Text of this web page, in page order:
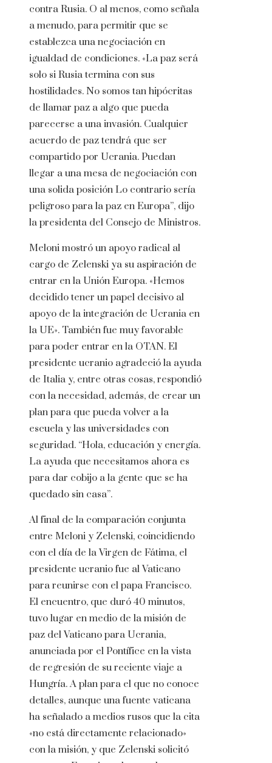
contra Rusia. O al menos, como señala
a menudo, para permitir que se
establezca una negociación en
igualdad de condiciones. «La paz será
solo si Rusia termina con sus
hostilidades. No somos tan hipócritas
de llamar paz a algo que pueda
parecerse a una invasión. Cualquier
acuerdo de paz tendrá que ser
compartido por Ucrania. Puedan
llegar a una mesa de negociación con
una solida posición Lo contrario sería
peligroso para la paz en Europa”, dijo
la presidenta del Consejo de Ministros.
Meloni mostró un apoyo radical al
cargo de Zelenski ya su aspiración de
entrar en la Unión Europa. «Hemos
decidido tener un papel decisivo al
apoyo de la integración de Ucrania en
la UE». También fue muy favorable
para poder entrar en la OTAN. El
presidente ucranio agradeció la ayuda
de Italia y, entre otras cosas, respondió
con la necesidad, además, de crear un
plan para que pueda volver a la
escuela y las universidades con
seguridad. “Hola, educación y energía.
La ayuda que necesitamos ahora es
para dar cobijo a la gente que se ha
quedado sin casa”.
Al final de la comparación conjunta
entre Meloni y Zelenski, coincidiendo
con el día de la Virgen de Fátima, el
presidente ucranio fue al Vaticano
para reunirse con el papa Francisco.
El encuentro, que duró 40 minutos,
tuvo lugar en medio de la misión de
paz del Vaticano para Ucrania,
anunciada por el Pontífice en la vista
de regresión de su reciente viaje a
Hungría. A plan para el que no conoce
detalles, aunque una fuente vaticana
ha señalado a medios rusos que la cita
«no está directamente relacionado»
con la misión, y que Zelenski solicitó